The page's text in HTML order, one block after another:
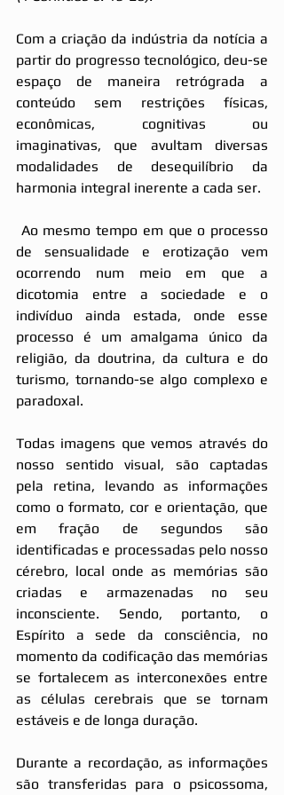
Com a criação da indústria da notícia a
partir do progresso tecnológico, deu-se
espaço de maneira retrógrada a
conteúdo sem restrições físicas,
econômicas, cognitivas ou
imaginativas, que avultam diversas
modalidades de desequilíbrio da
harmonia integral inerente a cada ser.
de sensualidade e erotização vem
ocorrendo num meio em que a
dicotomia entre a sociedade e o
indivíduo ainda estada, onde esse
processo é um amalgama único da
religião, da doutrina, da cultura e do
turismo, tornando-se algo complexo e
paradoxal.
Todas imagens que vemos através do
nosso sentido visual, são captadas
pela retina, levando as informações
como o formato, cor e orientação, que
em fração de segundos são
identificadas e processadas pelo nosso
cérebro, local onde as memórias são
criadas e armazenadas no seu
inconsciente. Sendo, portanto, o
Espírito a sede da consciência, no
momento da codificação das memórias
se fortalecem as interconexões entre
as células cerebrais que se tornam
estáveis e de longa duração.
Durante a recordação, as informações
são transferidas para o psicossoma,